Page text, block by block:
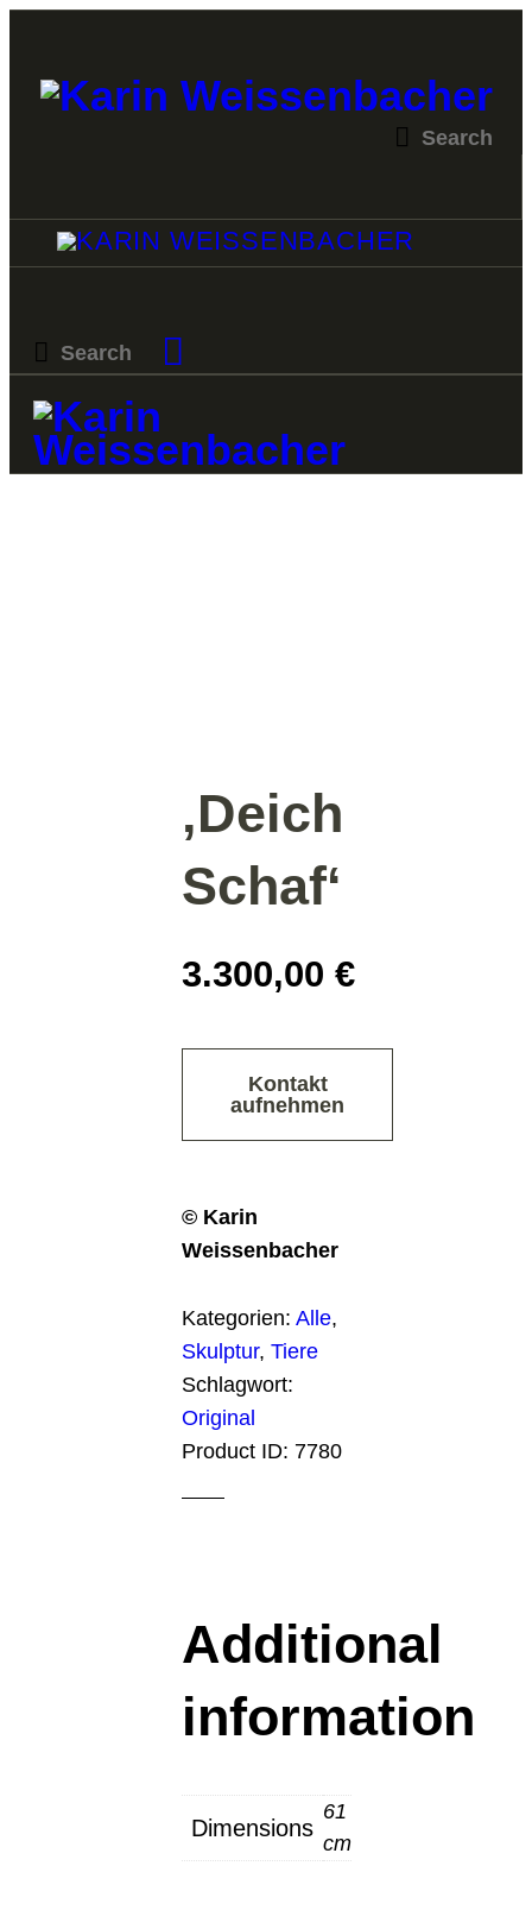
MALEREI
VERKAUF
PROJEKTE
KURSE
‚Deich
Schaf‘
3.300,00 €
Kontakt
aufnehmen
© Karin
Weissenbacher
Kategorien: Alle,
Skulptur, Tiere
Schlagwort:
Original
Product ID: 7780
Additional
information
Dimensions
61
cm